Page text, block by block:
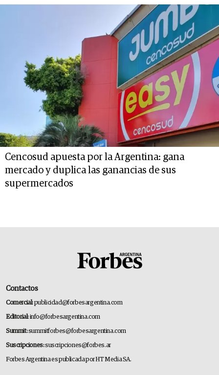
Cencosud apuesta por la Argentina: gana
mercado y duplica las ganancias de sus
supermercados
Contactos
Comercial:publicidad@forbesargentina.com
Editorial:info@forbesargentina.com
Summit:summitforbes@forbesargentina.com
Suscripciones:suscripciones@forbes.ar
Forbes Argentina es publicada por HT Media SA.